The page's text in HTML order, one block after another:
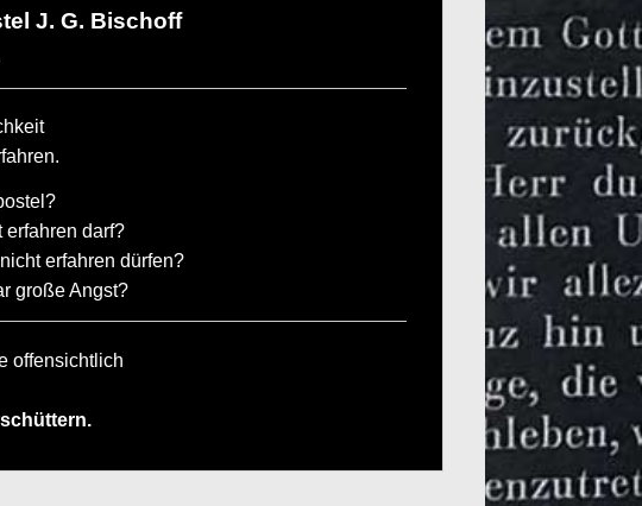
J. G. Bischoff
erfahren darf?
erfahren dürfen?
große Angst?
offensichtlich